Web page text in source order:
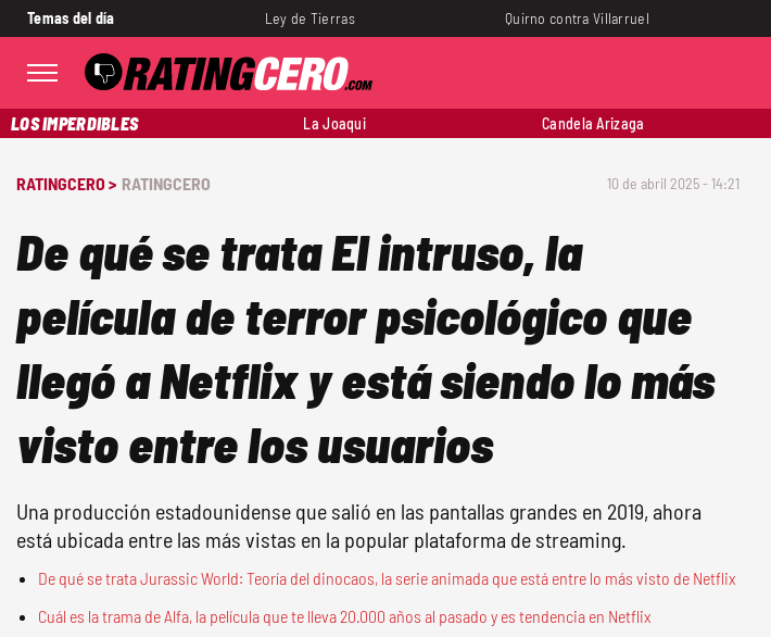
Temas del día Ley de Tierras Quirno contra Villarruel
LOS IMPERDIBLES La Joaqui Candela Arizaga
RATINGCERO > RATINGCERO 10 de abril 2025 - 14:21
De qué se trata El intruso, la
película de terror psicológico que
llegó a Netflix y está siendo lo más
visto entre los usuarios
Una producción estadounidense que salió en las pantallas grandes en 2019, ahora
está ubicada entre las más vistas en la popular plataforma de streaming.
De qué se trata Jurassic World: Teoría del dinocaos, la serie animada que está entre lo más visto de Netflix
Cuál es la trama de Alfa, la película que te lleva 20.000 años al pasado y es tendencia en Netflix